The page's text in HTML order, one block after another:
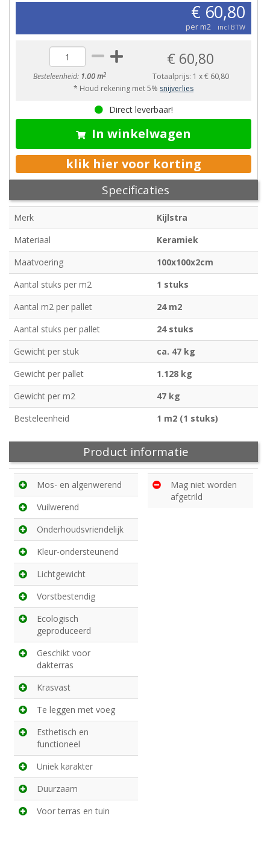
€ 60,80
per m2 incl BTW
Besteleenheid: 1.00 m2
€ 60,80
Totaalprijs: 1 x€ 60,80
* Houd rekening met 5% snijverlies
Direct leverbaar!
In winkelwagen
klik hier voor korting
Specificaties
Merk
Kijlstra
Materiaal
Keramiek
Maatvoering
100x100x2cm
Aantal stuks per m2
1 stuks
Aantal m2 per pallet
24 m2
Aantal stuks per pallet
24 stuks
Gewicht per stuk
ca. 47 kg
Gewicht per pallet
1.128 kg
Gewicht per m2
47 kg
Besteleenheid
1 m2 (1 stuks)
Product informatie
Mos- en algenwerend
Vuilwerend
Onderhoudsvriendelijk
Kleur-ondersteunend
Lichtgewicht
Vorstbestendig
Ecologisch
geproduceerd
Geschikt voor
dakterras
Krasvast
Te leggen met voeg
Esthetisch en
functioneel
Uniek karakter
Duurzaam
Voor terras en tuin
Mag niet worden
afgetrild